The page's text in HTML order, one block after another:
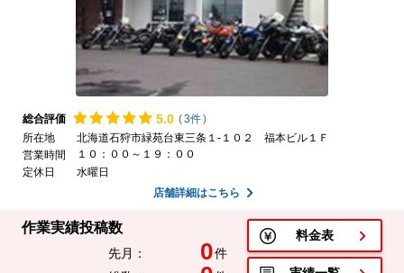
総合評価 5.0 (3件)
所在地
北海道石狩市緑苑台東三条１-１０２ 福本ビル１Ｆ
営業時間
１０：００～１９：００
定休日
水曜日
店舗詳細はこちら
作業実績投稿数
先月： 0件
料金表